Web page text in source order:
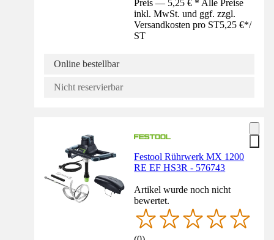
Preis — 5,25 € * Alle Preise
inkl. MwSt. und ggf. zzgl.
Versandkosten pro ST5,25 €*/
ST
Online bestellbar
Nicht reservierbar
Festool Rührwerk MX 1200
RE EF HS3R - 576743
Artikel wurde noch nicht
bewertet.